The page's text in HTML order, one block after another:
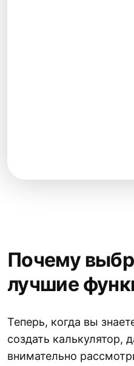
Почему
лучшие
Теперь, когда вы
создать калькулятор,
внимательно